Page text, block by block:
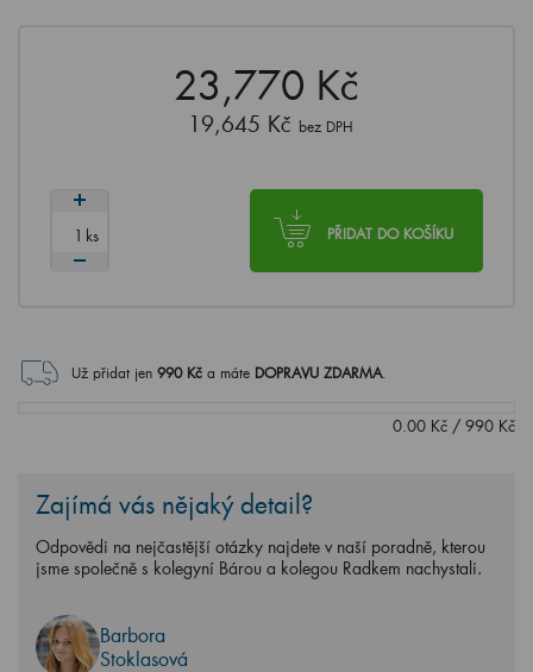
23,770 Kč
19,645 Kč bez DPH
PŘIDAT DO KOŠÍKU
ks
Už přidat jen 990Kč a máte DOPRAVU ZDARMA.
0.00 Kč / 990 Kč
Zajímá vás nějaký detail?
Odpovědi na nejčastější otázky najdete v naší poradně, kterou
jsme společně s kolegyní Bárou a kolegou Radkem nachystali.
Barbora
Stoklasová